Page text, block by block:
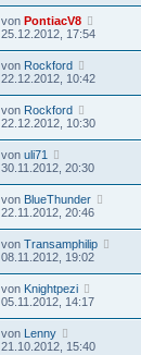
von PontiacV8
25.12.2012, 17:54
von Rockford
22.12.2012, 10:42
von Rockford
22.12.2012, 10:30
von uli71
30.11.2012, 20:30
von BlueThunder
22.11.2012, 20:46
von Transamphilip
08.11.2012, 19:02
von Knightpezi
05.11.2012, 14:17
von
Lenny
21.10.2012, 15:40